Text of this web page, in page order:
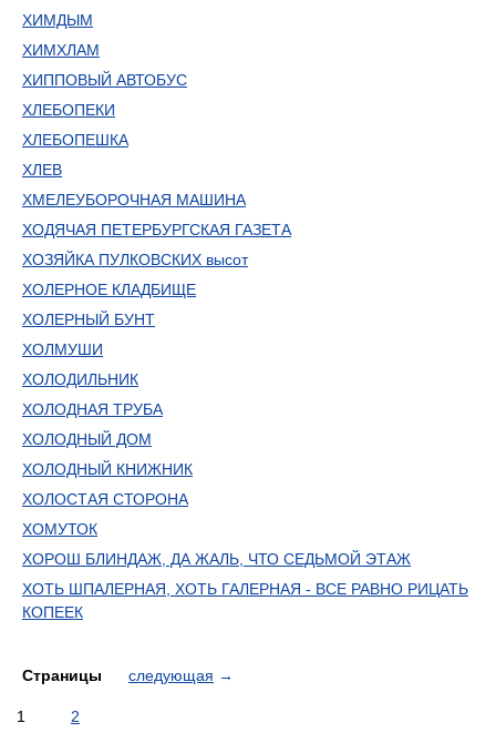
ХИМДЫМ
ХИМХЛАМ
ХИППОВЫЙ АВТОБУС
ХЛЕБОПЕКИ
ХЛЕБОПЕШКА
ХЛЕВ
ХМЕЛЕУБОРОЧНАЯ МАШИНА
ХОДЯЧАЯ ПЕТЕРБУРГСКАЯ ГАЗЕТА
ХОЗЯЙКА ПУЛКОВСКИХ высот
ХОЛЕРНОЕ КЛАДБИЩЕ
ХОЛЕРНЫЙ БУНТ
ХОЛМУШИ
ХОЛОДИЛЬНИК
ХОЛОДНАЯ ТРУБА
ХОЛОДНЫЙ ДОМ
ХОЛОДНЫЙ КНИЖНИК
ХОЛОСТАЯ СТОРОНА
ХОМУТОК
ХОРОШ БЛИНДАЖ, ДА ЖАЛЬ, ЧТО СЕДЬМОЙ ЭТАЖ
ХОТЬ ШПАЛЕРНАЯ, ХОТЬ ГАЛЕРНАЯ - ВСЕ РАВНО РИЦАТЬ
КОПЕЕК
Страницы следующая →
1 2